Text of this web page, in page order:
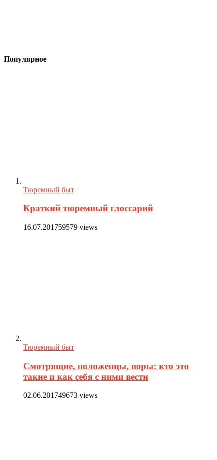
Популярное
Тюремный быт
Краткий тюремный глоссарий
16.07.201759579 views
Тюремный быт
Смотрящие, положенцы, воры: кто это
такие и как себя с ними вести
02.06.201749673 views